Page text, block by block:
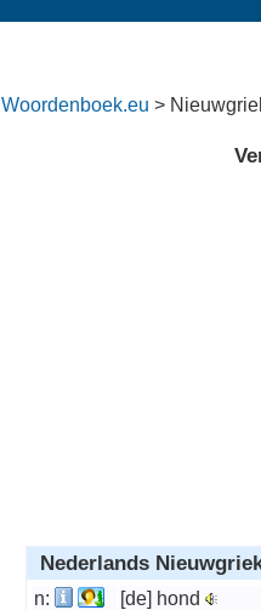
Woordenboek.eu >
Nederlands
n: [de] hond